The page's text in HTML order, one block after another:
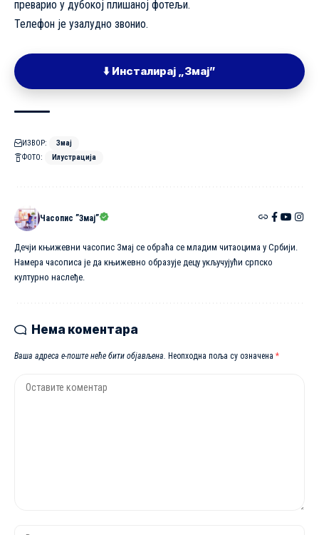
преварио у дубокој плишаној фотељи.
Телефон је узалудно звонио.
⬇️ Инсталирај „Змај”
ИЗВОР:
Змај
ФОТО:
Илустрација
Часопис ”Змај”
Дечји књижевни часопис Змај се обраћа се младим читаоцима у Србији.
Намера часописа је да књижевно образује децу укључујући српско
културно наслеђе.
Нема коментара
Ваша адреса е-поште неће бити објављена. Неопходна поља су означена *